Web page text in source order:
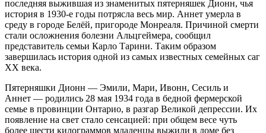
последняя выжившая из знаменитых пятерняшек Дионн, чья
история в 1930-е годы потрясла весь мир. Аннет умерла в
среду в городе Белёй, пригороде Монреаля. Причиной смерти
стали осложнения болезни Альцгеймера, сообщил
представитель семьи Карло Тарини. Таким образом
завершилась история одной из самых известных семейных саг
XX века.
Пятерняшки Дионн — Эмили, Мари, Ивонн, Сесиль и
Аннет — родились 28 мая 1934 года в бедной фермерской
семье в провинции Онтарио, в разгар Великой депрессии. Их
появление на свет стало сенсацией: при общем весе чуть
более шести килограммов младенцы выжили в доме без